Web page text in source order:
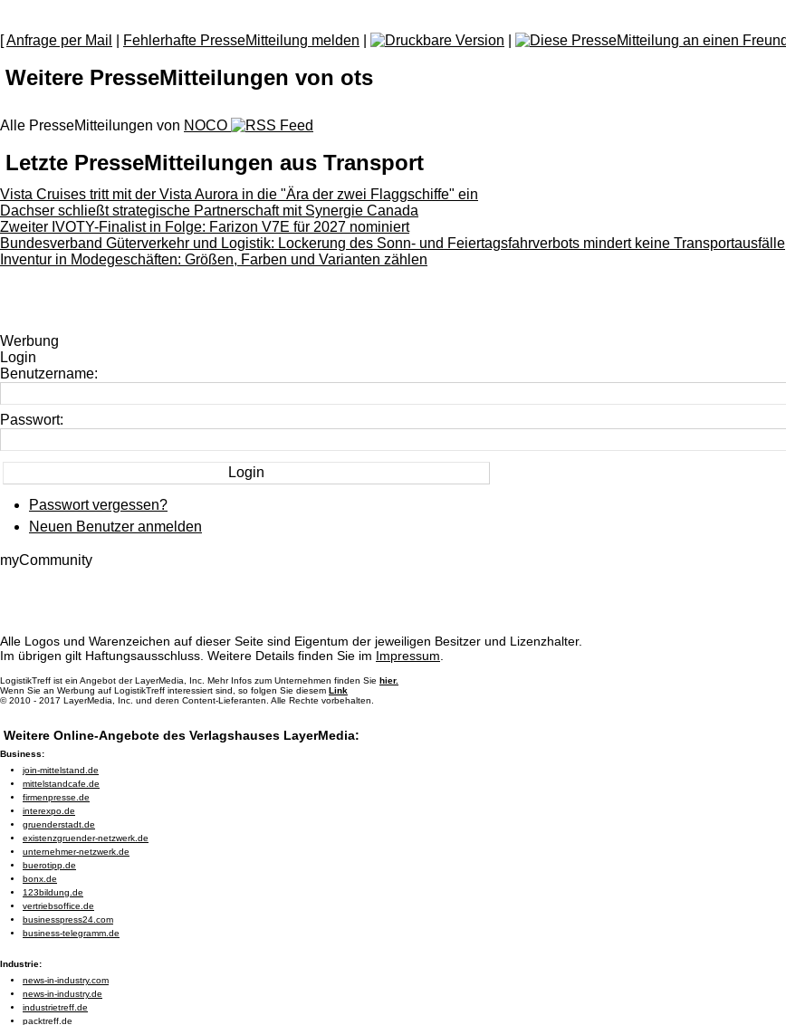
[Anfrage per Mail Fehlerhafte PresseMitteilung melden
Weitere PresseMitteilungen von ots
Alle PresseMitteilungen von NOCO
Letzte PresseMitteilungen aus Transport
Vista Cruises tritt mit der Vista Aurora in die "Ära der zwei Flaggschiffe" ein
Dachser schließt strategische Partnerschaft mit Synergie Canada
Zweiter IVOTY-Finalist in Folge: Farizon V7E für 2027 nominiert
Bundesverband Güterverkehr und Logistik: Lockerung des Sonn- und Feiertagsfahrverbots mindert keine Transportausfälle
Inventur in Modegeschäften: Größen, Farben und Varianten zählen
Werbung
Login
Benutzername:
Passwort:
Passwort vergessen?
Neuen Benutzer anmelden
myCommunity
Alle Logos und Warenzeichen auf dieser Seite sind Eigentum der jeweiligen Besitzer und Lizenzhalter.
Im übrigen gilt Haftungsausschluss. Weitere Details finden Sie im Impressum
LogistikTreff ist ein Angebot der LayerMedia, Inc. Mehr Infos zum Unternehmen finden Sie hier.
Wenn Sie an Werbung auf LogistikTreff interessiert sind, so folgen Sie diesem Link
© 2010 - 2017 LayerMedia, Inc. und deren Content-Lieferanten. Alle Rechte vorbehalten.
Weitere Online-Angebote des Verlagshauses LayerMedia:
Business:
join-mittelstand.de
mittelstandcafe.de
firmenpresse.de
interexpo.de
gruenderstadt.de
existenzgruender-netzwerk.de
unternehmer-netzwerk.de
buerotipp.de
bonx.de
123bildung.de
vertriebsoffice.de
businesspress24.com
business-telegramm.de
Industrie:
news-in-industry.com
news-in-industry.de
industrietreff.de
packtreff.de